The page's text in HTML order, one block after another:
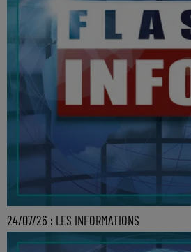
24/07/26 : LES INFORMATIONS